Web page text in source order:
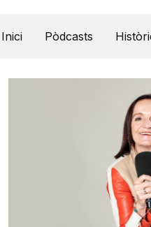
Inici Pòdcasts